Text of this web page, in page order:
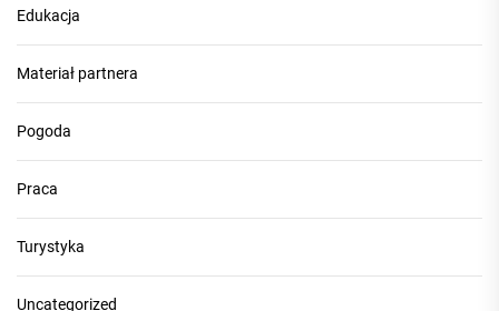
Edukacja
Materiał partnera
Pogoda
Praca
Turystyka
Uncategorized